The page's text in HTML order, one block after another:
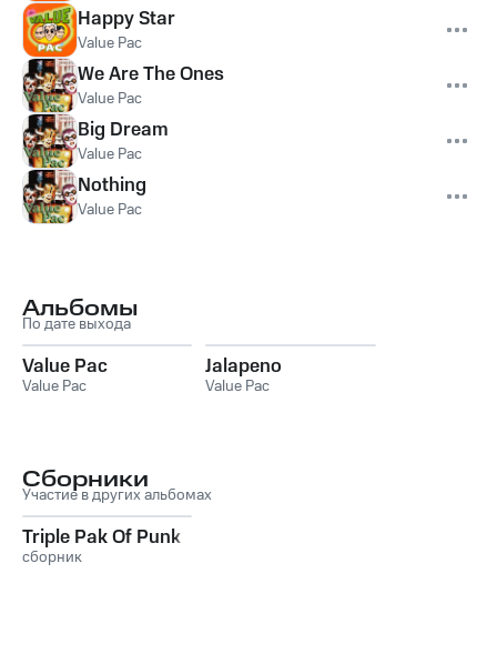
Happy Star
Value Pac
We Are The Ones
Value Pac
Big Dream
Value Pac
Nothing
Value Pac
Альбомы
По дате выхода
Value Pac
Value Pac
Jalapeno
Value Pac
Сборники
Участие в других альбомах
Triple Pak Of Punk
сборник